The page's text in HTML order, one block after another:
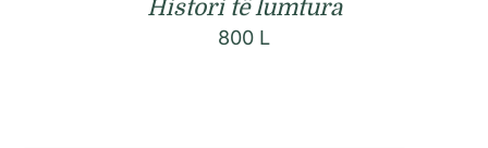
Histori të lumtura
800 L